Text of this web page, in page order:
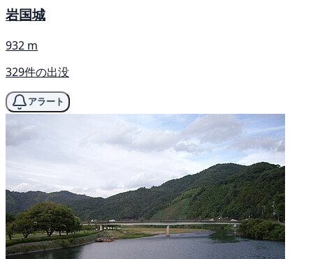
岩国城
932 m
329件の出没
アラート